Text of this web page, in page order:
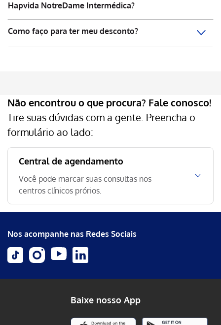
Hapvida NotreDame Intermédica?
Como faço para ter meu desconto?
Não encontrou o que procura? Fale conosco!
Tire suas dúvidas com a gente. Preencha o
formulário ao lado:
Central de agendamento
Você pode marcar suas consultas nos
centros clínicos prórios.
Nos acompanhe nas Redes Sociais
Baixe nosso App